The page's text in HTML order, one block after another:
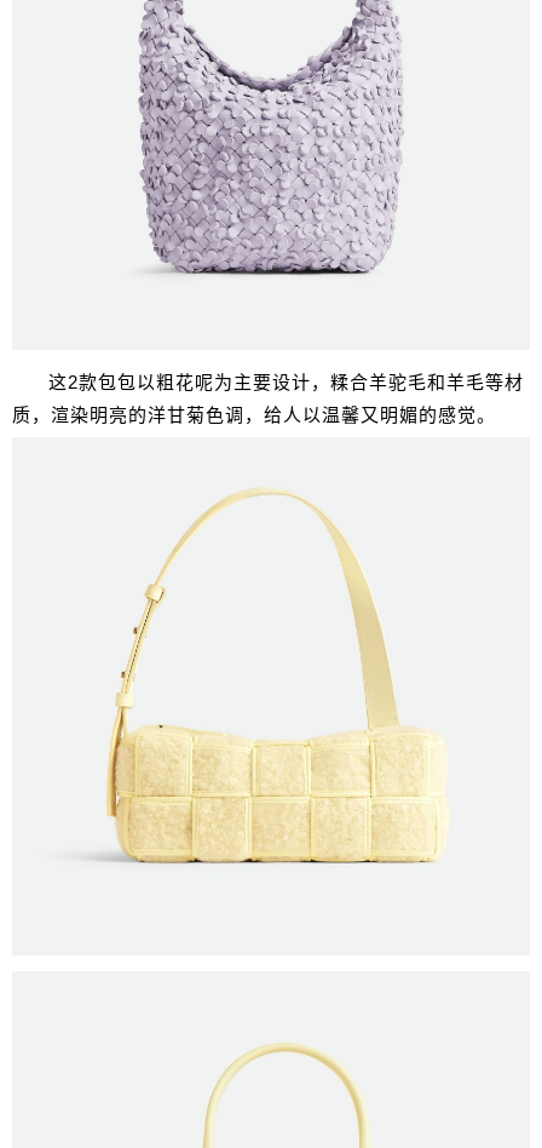
这2款包包以粗花呢为主要设计，糅合羊驼毛和羊毛等材
质，渲染明亮的洋甘菊色调，给人以温馨又明媚的感觉。